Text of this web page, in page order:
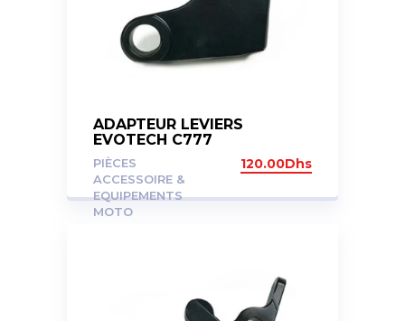
ADAPTEUR LEVIERS
EVOTECH C777
PIÈCES
ACCESSOIRE &
EQUIPEMENTS
MOTO
120.00Dhs